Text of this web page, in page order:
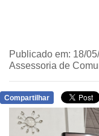
Publicado em: 18/
Assessoria de
Compartilhar